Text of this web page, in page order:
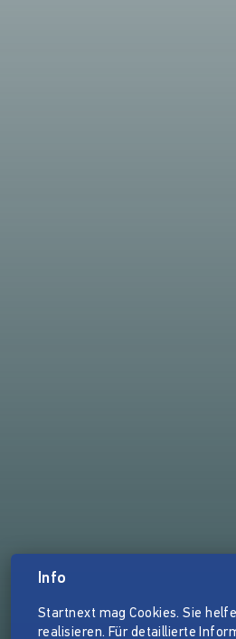
Info
Startnext mag Cookies. Sie
realisieren. Für detaillierte